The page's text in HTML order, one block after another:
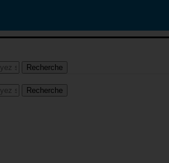
Recherche
Recherche